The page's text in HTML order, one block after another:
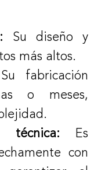
Su diseño y
más altos.
fabricación
o meses,
técnica: Es
con